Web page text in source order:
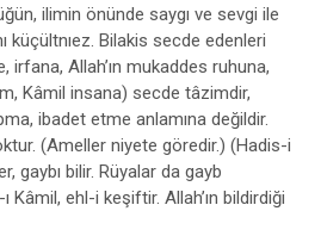
ilimin önünde saygı ve sevgi ile
küçültnıez. Bilakis secde edenleri
irfana, Allah’ın mukaddes ruhuna,
Kâmil insana) secde tâzimdir,
ibadet etme anlamına değildir.
(Ameller niyete göredir.) (Hadis-i
gaybı bilir. Rüyalar da gayb
Kâmil, ehl-i keşiftir. Allah’ın bildirdiği